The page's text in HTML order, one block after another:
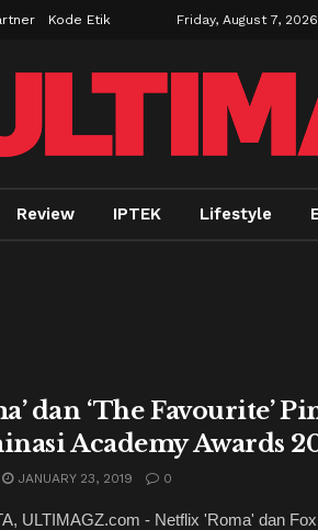
Kode Etik Friday, August 7, 2026
Review IPTEK Lifestyle
dan ‘The Favourite’
Academy Awards
JANUARY 23, 2019 0
ULTIMAGZ.com - Netflix 'Roma' dan